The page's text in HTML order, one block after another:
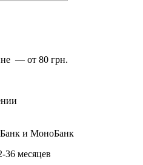
— от 80 грн.
и МоноБанк
36 месяцев